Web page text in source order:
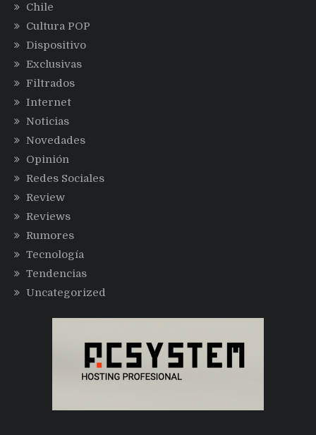
Chile
Cultura POP
Dispositivo
Exclusivas
Filtrados
Internet
Noticias
Novedades
Opinión
Redes Sociales
Review
Reviews
Rumores
Tecnología
Tendencias
Uncategorized